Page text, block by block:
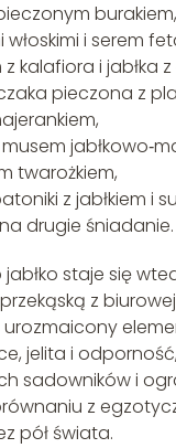
i serem
z kalafiora i jabłka
pieczona z
twarożkiem,
z jabłkiem i
drugie śniadanie.
staje się
z
urozmaicony
jelita i
sadowników i
z
pół świata.